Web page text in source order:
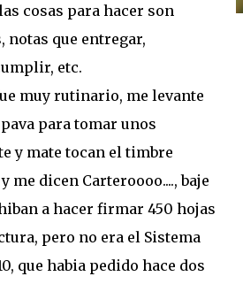
cosas para hacer son
notas que entregar,
etc.
muy rutinario, me levante
para tomar unos
y mate tocan el timbre
me dicen Carteroooo...., baje
a hacer firmar 450 hojas
pero no era el Sistema
que habia pedido hace dos